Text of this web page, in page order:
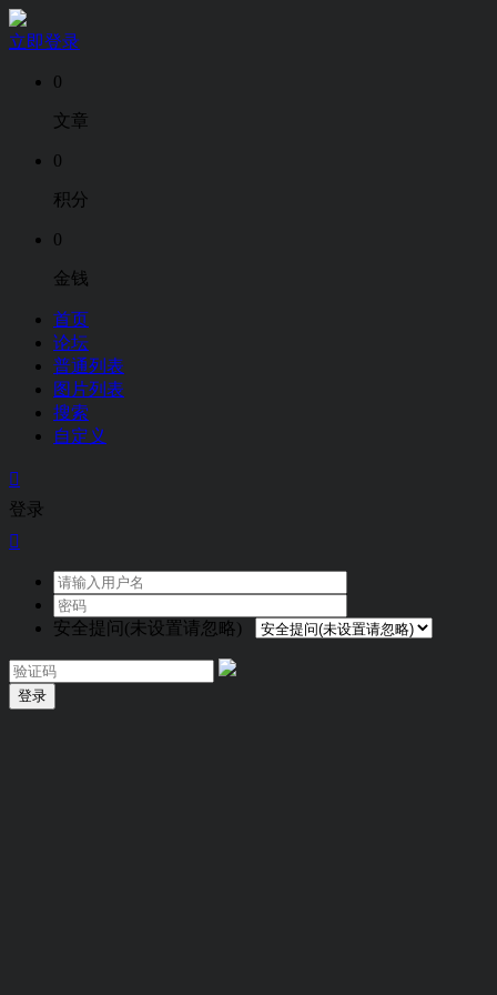
立即登录
0
文章
0
积分
0
金钱
首页
论坛
普通列表
图片列表
搜索
自定义

登录

安全提问(未设置请忽略)
登录